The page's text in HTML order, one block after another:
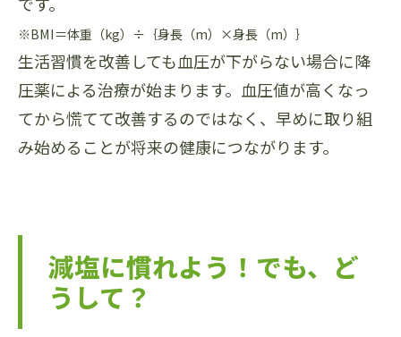
※BMI＝体重（kg）÷｛身長（m）×身長（m）｝
生活習慣を改善しても血圧が下がらない場合に降
圧薬による治療が始まります。血圧値が高くなっ
てから慌てて改善するのではなく、早めに取り組
み始めることが将来の健康につながります。
減塩に慣れよう！でも、ど
うして？